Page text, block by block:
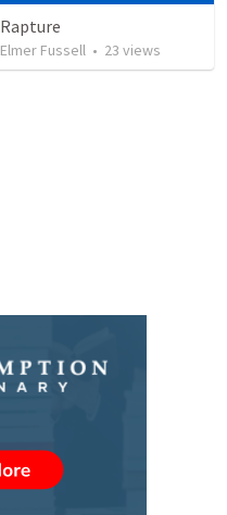
Rapture
Elmer Fussell • 23 views